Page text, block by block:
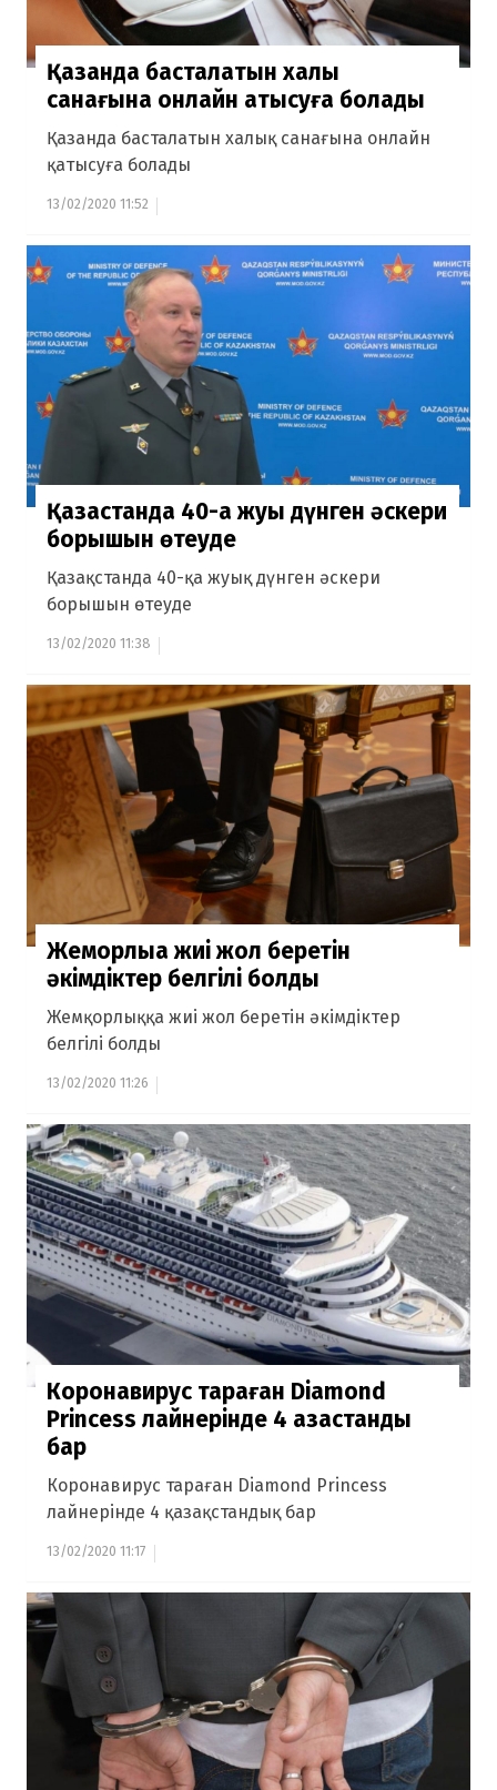
Қазанда басталатын халық
санағына онлайн қатысуға болады
Қазанда басталатын халық санағына онлайн
қатысуға болады
13/02/2020 11:52
Қазақстанда 40-қа жуық дүнген әскери
борышын өтеуде
Қазақстанда 40-қа жуық дүнген әскери
борышын өтеуде
13/02/2020 11:38
Жемқорлыққа жиі жол беретін
әкімдіктер белгілі болды
Жемқорлыққа жиі жол беретін әкімдіктер
белгілі болды
13/02/2020 11:26
Коронавирус тараған Diamond
Princess лайнерінде 4 қазақстандық
бар
Коронавирус тараған Diamond Princess
лайнерінде 4 қазақстандық бар
13/02/2020 11:17